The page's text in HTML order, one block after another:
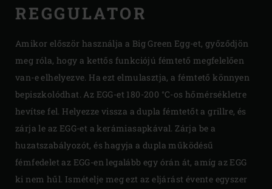
REGGULATOR
Amikor először használja a Big Green Egg-et, győződjön
meg róla, hogy a kettős funkciójú fémtető megfelelően
van-e elhelyezve. Ha ezt elmulasztja, a fémtető könnyen
bepiszkolódhat. Az EGG-et 180-200 °C-os hőmérsékletre
hevítse fel. Helyezze vissza a dupla fémtetőt a grillre, és
zárja le az EGG-et a kerámiasapkával. Zárja be a
huzatszabályozót, és hagyja a dupla működésű
fémfedelet az EGG-en legalább egy órán át, amíg az EGG
ki nem hűl. Ismételje meg ezt az eljárást évente egyszer